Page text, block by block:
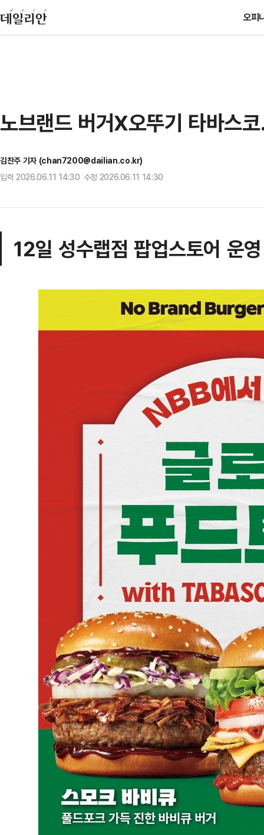
오피
노브랜드 버거X오뚜기 타바스
김찬주 기자 (chan7200@dailian.co.kr)
입력 2026.06.11 14:30 수정 2026.06.11 14:30
12일 성수랩점 팝업스토어 운영